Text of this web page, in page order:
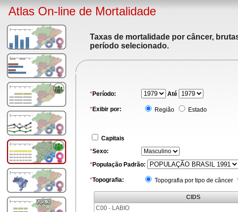
Atlas On-line de Mortalidade
Taxas de mortalidade por câncer,
período selecionado.
*Período: Até
*Exibir por: Região Estado
Capitais
*Sexo:
*População Padrão:
*Topografia: Topografia por tipo de câncer
CIDS
C00 - LABIO